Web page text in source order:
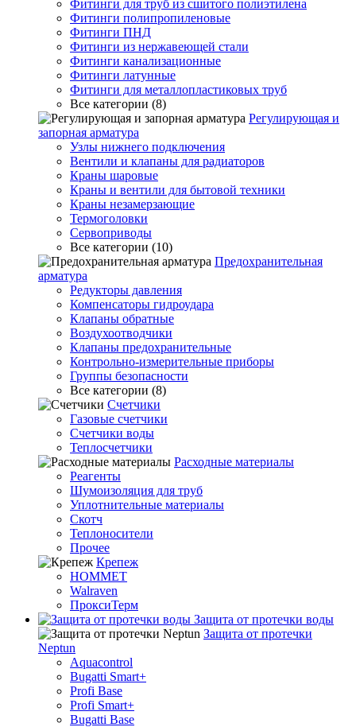
Фитинги для труб из сшитого полиэтилена
Фитинги полипропиленовые
Фитинги ПНД
Фитинги из нержавеющей стали
Фитинги канализационные
Фитинги латунные
Фитинги для металлопластиковых труб
Все категории (8)
Регулирующая и
запорная арматура
Узлы нижнего подключения
Вентили и клапаны для радиаторов
Краны шаровые
Краны и вентили для бытовой техники
Краны незамерзающие
Термоголовки
Сервоприводы
Все категории (10)
Предохранительная
арматура
Редукторы давления
Компенсаторы гидроудара
Клапаны обратные
Воздухоотводчики
Клапаны предохранительные
Контрольно-измерительные приборы
Группы безопасности
Все категории (8)
Счетчики
Газовые счетчики
Счетчики воды
Теплосчетчики
Расходные материалы
Реагенты
Шумоизоляция для труб
Уплотнительные материалы
Скотч
Теплоносители
Прочее
Крепеж
HOMMET
Walraven
ПроксиТерм
Защита от протечки воды
Защита от протечки
Neptun
Aquacontrol
Bugatti Smart+
Profi Base
Profi Smart+
Bugatti Base